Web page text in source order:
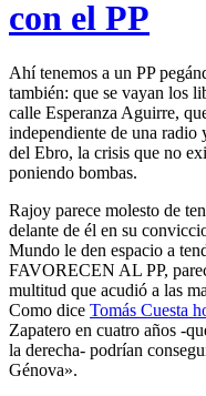
con el PP
Ahí tenemos a un PP
también: que se vayan los
calle Esperanza Aguirre,
independiente de una
del Ebro, la crisis que no
poniendo bombas.
Rajoy parece molesto de
delante de él en su
Mundo le den espacio a
FAVORECEN AL PP,
multitud que acudió a las
Como dice Tomás Cuesta
Zapatero en cuatro años -
la derecha- podrían
Génova».